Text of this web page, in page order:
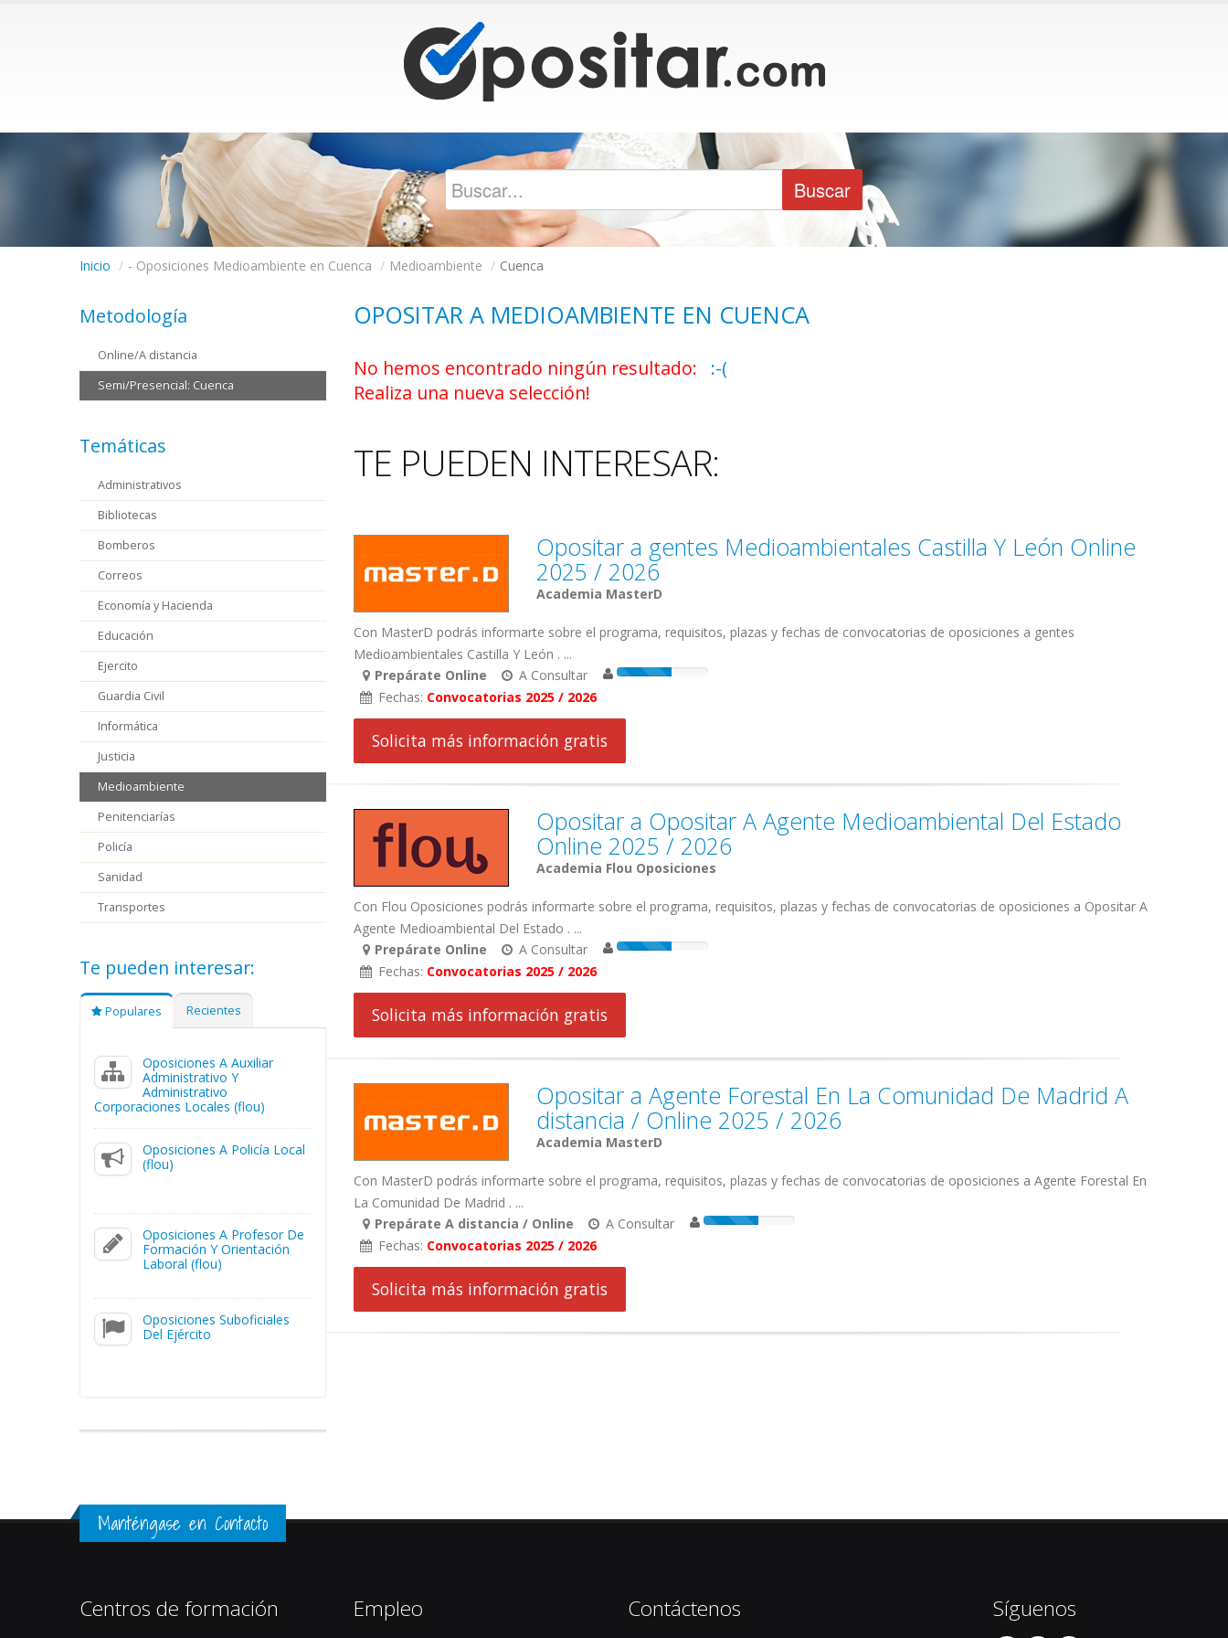
Inicio / - Oposiciones Medioambiente en Cuenca / Medioambiente / Cuenca
OPOSITAR A MEDIOAMBIENTE EN CUENCA
No hemos encontrado ningún resultado: :-(
Realiza una nueva selección!
TE PUEDEN INTERESAR:
Opositar a gentes Medioambientales Castilla Y León Online
2025 / 2026
Academia MasterD
Con MasterD podrás informarte sobre el programa, requisitos, plazas y fechas de convocatorias de oposiciones a gentes
Medioambientales Castilla Y León . ...
Prepárate Online
A Consultar
Fechas: Convocatorias 2025 / 2026
Solicita más información gratis
Opositar a Opositar A Agente Medioambiental Del Estado
Online 2025 / 2026
Academia Flou Oposiciones
Con Flou Oposiciones podrás informarte sobre el programa, requisitos, plazas y fechas de convocatorias de oposiciones a Opositar A
Agente Medioambiental Del Estado . ...
Prepárate Online
A Consultar
Fechas: Convocatorias 2025 / 2026
Solicita más información gratis
Opositar a Agente Forestal En La Comunidad De Madrid A
distancia / Online 2025 / 2026
Academia MasterD
Con MasterD podrás informarte sobre el programa, requisitos, plazas y fechas de convocatorias de oposiciones a Agente Forestal En
La Comunidad De Madrid . ...
Prepárate A distancia / Online
A Consultar
Fechas: Convocatorias 2025 / 2026
Solicita más información gratis
Metodología
Online/A distancia
Semi/Presencial: Cuenca
Temáticas
Administrativos
Bibliotecas
Bomberos
Correos
Economía y Hacienda
Educación
Ejercito
Guardia Civil
Informática
Justicia
Medioambiente
Penitenciarías
Policía
Sanidad
Transportes
Te pueden interesar:
Populares Recientes
Oposiciones A Auxiliar
Administrativo Y
Administrativo
Corporaciones Locales (flou)
Oposiciones A Policía Local
(flou)
Oposiciones A Profesor De
Formación Y Orientación
Laboral (flou)
Oposiciones Suboficiales
Del Ejército
Manténgase en Contacto
Centros de formación Empleo Contáctenos Síguenos